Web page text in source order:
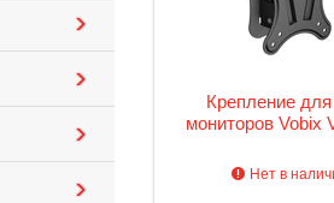
Крепление
мониторов Vobix
Нет в